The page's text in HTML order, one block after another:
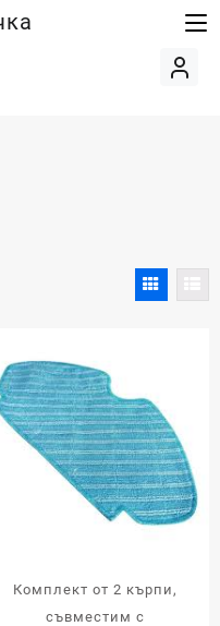
Комплект от 2 кърпи,
съвместим с